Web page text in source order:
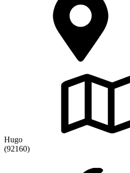
Hugo
(92160)